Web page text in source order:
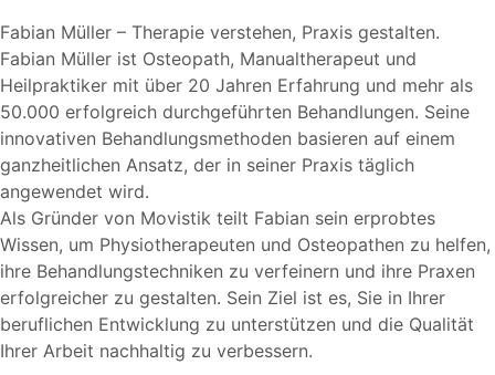
Fabian Müller – Therapie verstehen, Praxis gestalten.
Fabian Müller ist Osteopath, Manualtherapeut und
Heilpraktiker mit über 20 Jahren Erfahrung und mehr als
50.000 erfolgreich durchgeführten Behandlungen. Seine
innovativen Behandlungsmethoden basieren auf einem
ganzheitlichen Ansatz, der in seiner Praxis täglich
angewendet wird.
Als Gründer von Movistik teilt Fabian sein erprobtes
Wissen, um Physiotherapeuten und Osteopathen zu helfen,
ihre Behandlungstechniken zu verfeinern und ihre Praxen
erfolgreicher zu gestalten. Sein Ziel ist es, Sie in Ihrer
beruflichen Entwicklung zu unterstützen und die Qualität
Ihrer Arbeit nachhaltig zu verbessern.